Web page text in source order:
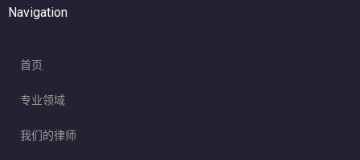
Navigation
首页
专业领域
我们的律师